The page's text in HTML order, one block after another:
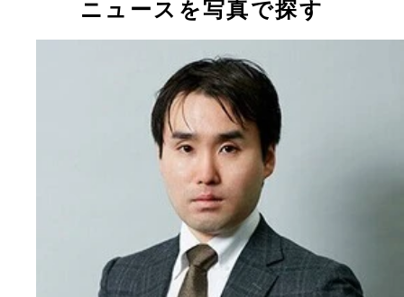
ニュースを写真で探す